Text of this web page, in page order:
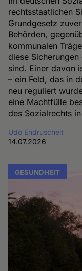
rechtsstaatlichen
Grundgesetz
Behörden,
kommunalen
diese
sind. Einer davon
– ein Feld, das in
neu reguliert
eine Machtfülle
des Sozialrechts
Udo Endruscheit
14.07.2026
GESUNDHEIT